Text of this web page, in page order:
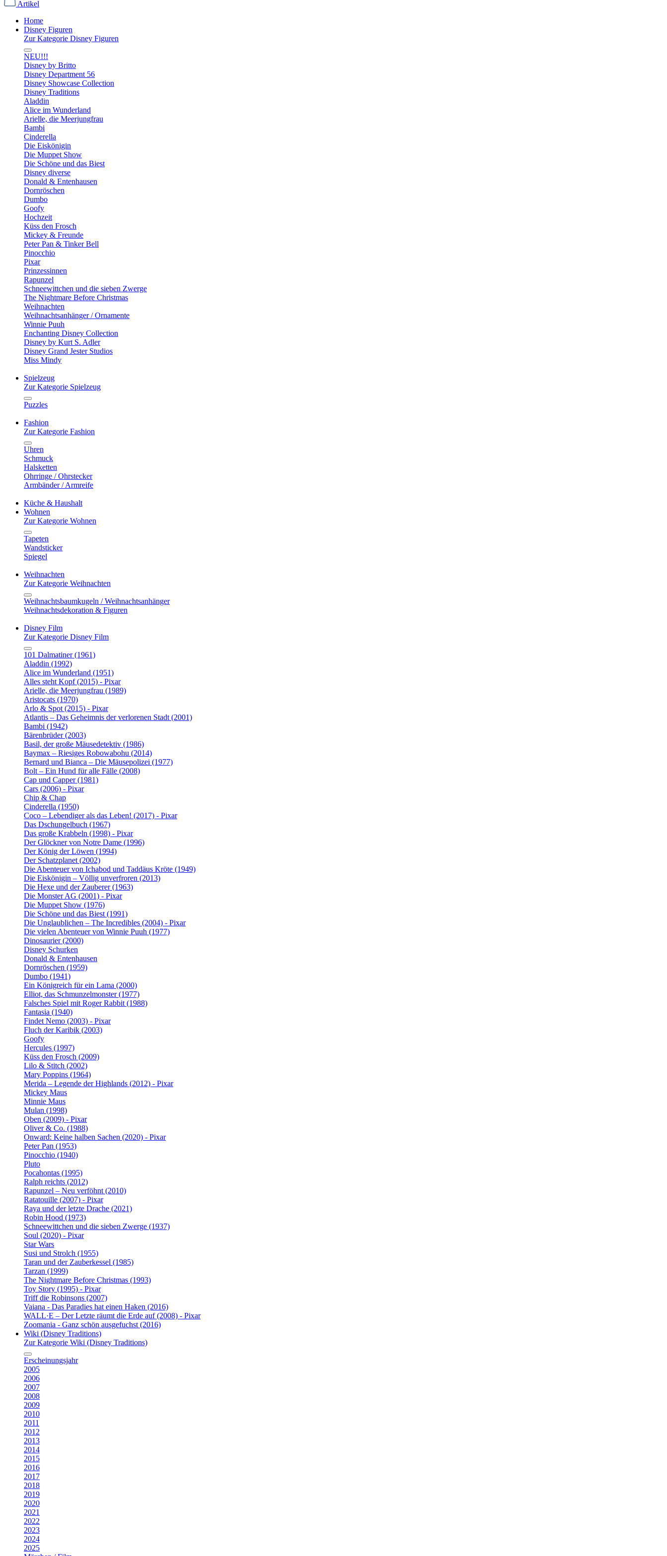
Artikel
Home
Disney Figuren
Zur Kategorie Disney Figuren
NEU!!!
Disney by Britto
Disney Department 56
Disney Showcase Collection
Disney Traditions
Aladdin
Alice im Wunderland
Arielle, die Meerjungfrau
Bambi
Cinderella
Die Eiskönigin
Die Muppet Show
Die Schöne und das Biest
Disney diverse
Donald & Entenhausen
Dornröschen
Dumbo
Goofy
Hochzeit
Küss den Frosch
Mickey & Freunde
Peter Pan & Tinker Bell
Pinocchio
Pixar
Prinzessinnen
Rapunzel
Schneewittchen und die sieben Zwerge
The Nightmare Before Christmas
Weihnachten
Weihnachtsanhänger / Ornamente
Winnie Puuh
Enchanting Disney Collection
Disney by Kurt S. Adler
Disney Grand Jester Studios
Miss Mindy
Spielzeug
Zur Kategorie Spielzeug
Puzzles
Fashion
Zur Kategorie Fashion
Uhren
Schmuck
Halsketten
Ohrringe / Ohrstecker
Armbänder / Armreife
Küche & Haushalt
Wohnen
Zur Kategorie Wohnen
Tapeten
Wandsticker
Spiegel
Weihnachten
Zur Kategorie Weihnachten
Weihnachtsbaumkugeln / Weihnachtsanhänger
Weihnachtsdekoration & Figuren
Disney Film
Zur Kategorie Disney Film
101 Dalmatiner (1961)
Aladdin (1992)
Alice im Wunderland (1951)
Alles steht Kopf (2015) - Pixar
Arielle, die Meerjungfrau (1989)
Aristocats (1970)
Arlo & Spot (2015) - Pixar
Atlantis – Das Geheimnis der verlorenen Stadt (2001)
Bambi (1942)
Bärenbrüder (2003)
Basil, der große Mäusedetektiv (1986)
Baymax – Riesiges Robowabohu (2014)
Bernard und Bianca – Die Mäusepolizei (1977)
Bolt – Ein Hund für alle Fälle (2008)
Cap und Capper (1981)
Cars (2006) - Pixar
Chip & Chap
Cinderella (1950)
Coco – Lebendiger als das Leben! (2017) - Pixar
Das Dschungelbuch (1967)
Das große Krabbeln (1998) - Pixar
Der Glöckner von Notre Dame (1996)
Der König der Löwen (1994)
Der Schatzplanet (2002)
Die Abenteuer von Ichabod und Taddäus Kröte (1949)
Die Eiskönigin – Völlig unverfroren (2013)
Die Hexe und der Zauberer (1963)
Die Monster AG (2001) - Pixar
Die Muppet Show (1976)
Die Schöne und das Biest (1991)
Die Unglaublichen – The Incredibles (2004) - Pixar
Die vielen Abenteuer von Winnie Puuh (1977)
Dinosaurier (2000)
Disney Schurken
Donald & Entenhausen
Dornröschen (1959)
Dumbo (1941)
Ein Königreich für ein Lama (2000)
Elliot, das Schmunzelmonster (1977)
Falsches Spiel mit Roger Rabbit (1988)
Fantasia (1940)
Findet Nemo (2003) - Pixar
Fluch der Karibik (2003)
Goofy
Hercules (1997)
Küss den Frosch (2009)
Lilo & Stitch (2002)
Mary Poppins (1964)
Merida – Legende der Highlands (2012) - Pixar
Mickey Maus
Minnie Maus
Mulan (1998)
Oben (2009) - Pixar
Oliver & Co. (1988)
Onward: Keine halben Sachen (2020) - Pixar
Peter Pan (1953)
Pinocchio (1940)
Pluto
Pocahontas (1995)
Ralph reichts (2012)
Rapunzel – Neu verföhnt (2010)
Ratatouille (2007) - Pixar
Raya und der letzte Drache (2021)
Robin Hood (1973)
Schneewittchen und die sieben Zwerge (1937)
Soul (2020) - Pixar
Star Wars
Susi und Strolch (1955)
Taran und der Zauberkessel (1985)
Tarzan (1999)
The Nightmare Before Christmas (1993)
Toy Story (1995) - Pixar
Triff die Robinsons (2007)
Vaiana - Das Paradies hat einen Haken (2016)
WALL·E – Der Letzte räumt die Erde auf (2008) - Pixar
Zoomania - Ganz schön ausgefuchst (2016)
Wiki (Disney Traditions)
Zur Kategorie Wiki (Disney Traditions)
Erscheinungsjahr
2005
2006
2007
2008
2009
2010
2011
2012
2013
2014
2015
2016
2017
2018
2019
2020
2021
2022
2023
2024
2025